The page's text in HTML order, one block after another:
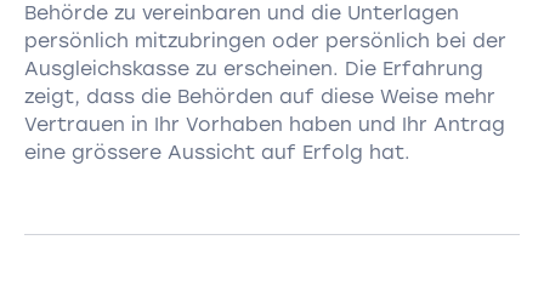
Behörde zu vereinbaren und die Unterlagen
persönlich mitzubringen oder persönlich bei der
Ausgleichskasse zu erscheinen. Die Erfahrung
zeigt, dass die Behörden auf diese Weise mehr
Vertrauen in Ihr Vorhaben haben und Ihr Antrag
eine grössere Aussicht auf Erfolg hat.